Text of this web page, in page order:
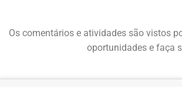
Os comentários e atividades são vistos
oportunidades e faça